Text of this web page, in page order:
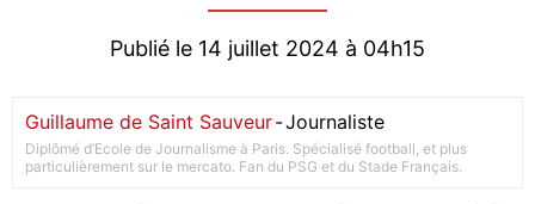
Publié le 14 juillet 2024 à 04h15
Guillaume de Saint Sauveur-Journaliste
Diplômé d’Ecole de Journalisme à Paris. Spécialisé football, et plus
particulièrement sur le mercato. Fan du PSG et du Stade Français.